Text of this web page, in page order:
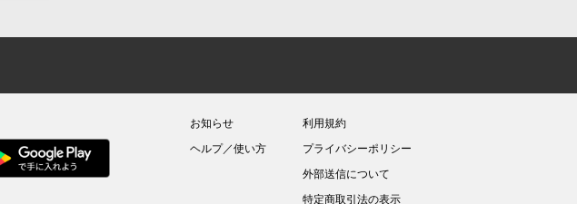
お知らせ
ヘルプ／使い方
利用規約
プライバシーポリシー
外部送信について
特定商取引法の表示